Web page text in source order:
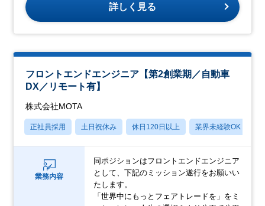
詳しく見る
フロントエンドエンジニア【第2創業期／自動車
DX／リモート有】
株式会社MOTA
正社員採用 土日祝休み 休日120日以上 業界未経験OK
業務内容
同ポジションはフロントエンドエンジニア
として、下記のミッション遂行をお願いい
たします。
「世界中にもっとフェアトレードを」をミ